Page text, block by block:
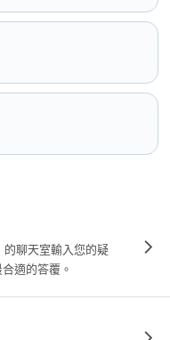
聊天室輸入您的疑
適的答覆。